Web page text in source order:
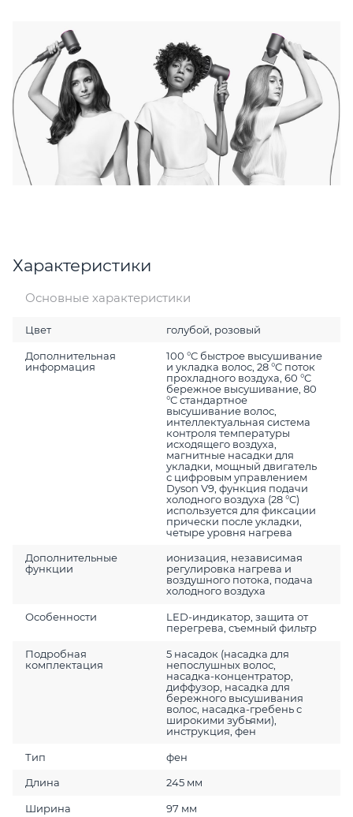
Характеристики
Основные характеристики
Цвет голубой, розовый
Дополнительная
информация
100 °C быстрое высушивание
и укладка волос, 28 °C поток
прохладного воздуха, 60 °C
бережное высушивание, 80
°C стандартное
высушивание волос,
интеллектуальная система
контроля температуры
исходящего воздуха,
магнитные насадки для
укладки, мощный двигатель
с цифровым управлением
Dyson V9, функция подачи
холодного воздуха (28 °C)
используется для фиксации
прически после укладки,
четыре уровня нагрева
Дополнительные
функции
ионизация, независимая
регулировка нагрева и
воздушного потока, подача
холодного воздуха
Особенности
LED-индикатор, защита от
перегрева, съемный фильтр
Подробная
комплектация
5 насадок (насадка для
непослушных волос,
насадка-концентратор,
диффузор, насадка для
бережного высушивания
волос, насадка-гребень с
широкими зубьями),
инструкция, фен
Тип фен
Длина 245 мм
Ширина 97 мм